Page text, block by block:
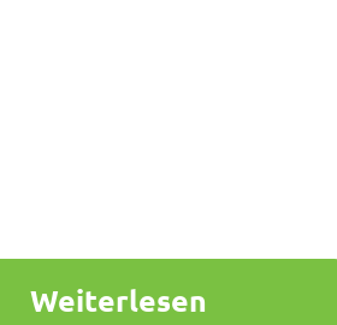
Weiterlesen